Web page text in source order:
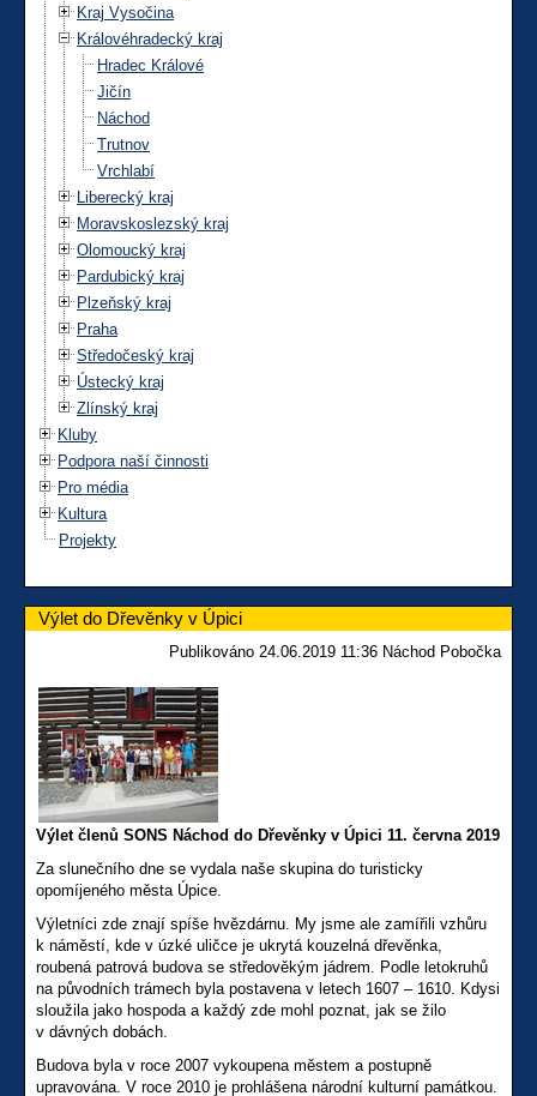
Kraj Vysočina
Královéhradecký kraj
Hradec Králové
Jičín
Náchod
Trutnov
Vrchlabí
Liberecký kraj
Moravskoslezský kraj
Olomoucký kraj
Pardubický kraj
Plzeňský kraj
Praha
Středočeský kraj
Ústecký kraj
Zlínský kraj
Kluby
Podpora naší činnosti
Pro média
Kultura
Projekty
Výlet do Dřevěnky v Úpici
Publikováno 24.06.2019 11:36 Náchod Pobočka
Výlet členů SONS Náchod do Dřevěnky v Úpici 11. června 2019
Za slunečního dne se vydala naše skupina do turisticky
opomíjeného města Úpice.
Výletníci zde znají spíše hvězdárnu. My jsme ale zamířili vzhůru
k náměstí, kde v úzké uličce je ukrytá kouzelná dřevěnka,
roubená patrová budova se středověkým jádrem. Podle letokruhů
na původních trámech byla postavena v letech 1607 – 1610. Kdysi
sloužila jako hospoda a každý zde mohl poznat, jak se žilo
v dávných dobách.
Budova byla v roce 2007 vykoupena městem a postupně
upravována. V roce 2010 je prohlášena národní kulturní památkou.